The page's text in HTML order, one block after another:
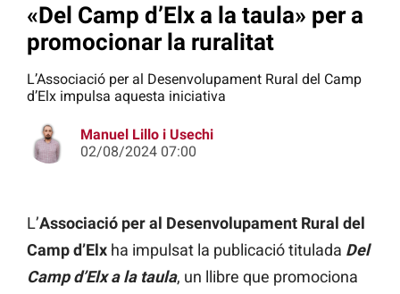
«Del Camp d’Elx a la taula» per a
promocionar la ruralitat
L’Associació per al Desenvolupament Rural del Camp
d’Elx impulsa aquesta iniciativa
Manuel Lillo i Usechi
02/08/2024 07:00
L’Associació per al Desenvolupament Rural del
Camp d’Elx ha impulsat la publicació titulada Del
Camp d’Elx a la taula, un llibre que promociona